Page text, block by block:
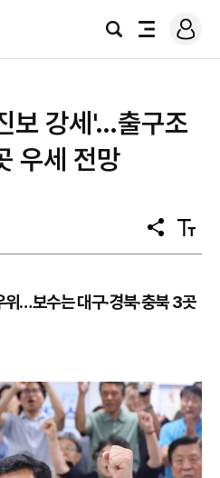
검
전
로
그
보 강세'…출구조
우세 전망
공
유
텍
스
기
위…보수는 대구·경북·충북 3곳